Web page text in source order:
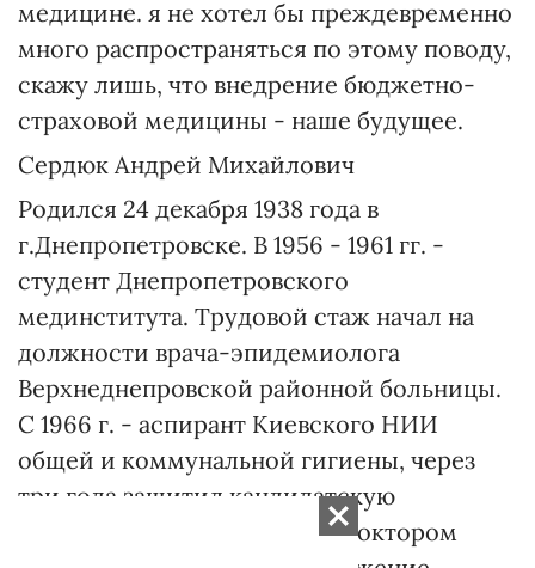
медицине. я не хотел бы преждевременно
много распространяться по этому поводу,
скажу лишь, что внедрение бюджетно-
страховой медицины - наше будущее.
Сердюк Андрей Михайлович
Родился 24 декабря 1938 года в
г.Днепропетровске. В 1956 - 1961 гг. -
студент Днепропетровского
мединститута. Трудовой стаж начал на
должности врача-эпидемиолога
Верхнеднепровской районной больницы.
С 1966 г. - аспирант Киевского НИИ
общей и коммунальной гигиены, через
три года защитил кандидатскую
диссертацию. В 1980 г. стал доктором